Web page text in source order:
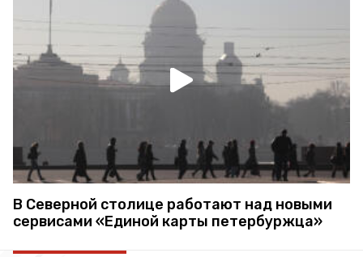
В Северной столице работают над новыми
сервисами «Единой карты петербуржца»